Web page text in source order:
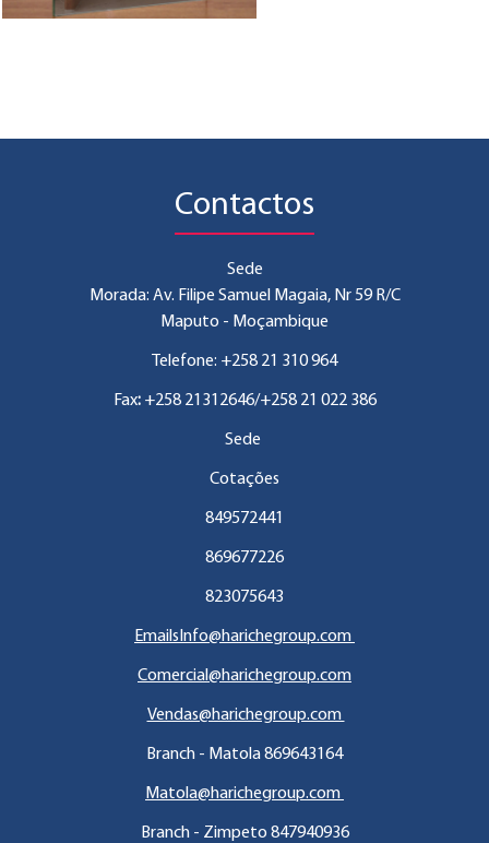
Contactos
Sede
Morada: Av. Filipe Samuel Magaia, Nr 59 R/C
Maputo - Moçambique
Telefone: +258 21 310 964
Fax:+258 21312646/+258 21 022 386
Sede
Cotações
849572441
869677226
823075643
EmailsInfo@harichegroup.com
Comercial@harichegroup.com
Vendas@harichegroup.com
Branch - Matola 869643164
Matola@harichegroup.com
Branch - Zimpeto 847940936